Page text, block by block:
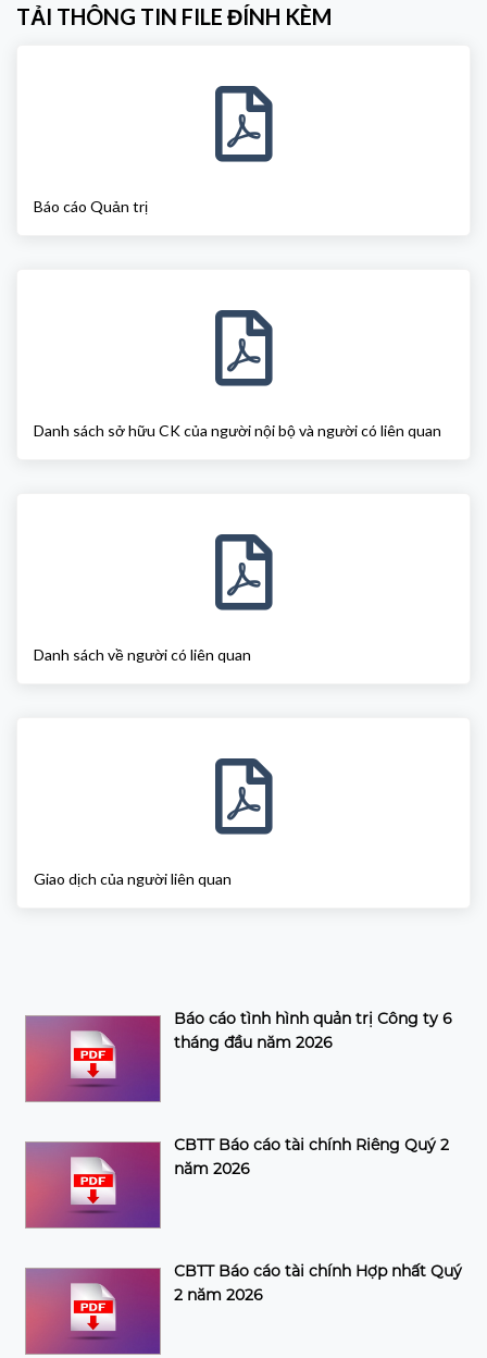
TẢI THÔNG TIN FILE ĐÍNH KÈM
Báo cáo Quản trị
Danh sách sở hữu CK của người nội bộ và người có liên quan
Danh sách về người có liên quan
Giao dịch của người liên quan
Báo cáo tình hình quản trị Công ty 6
tháng đầu năm 2026
CBTT Báo cáo tài chính Riêng Quý 2
năm 2026
CBTT Báo cáo tài chính Hợp nhất Quý
2 năm 2026